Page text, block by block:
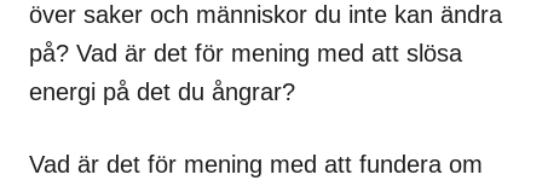
över saker och människor du inte kan ändra
på? Vad är det för mening med att slösa
energi på det du ångrar?
Vad är det för mening med att fundera om